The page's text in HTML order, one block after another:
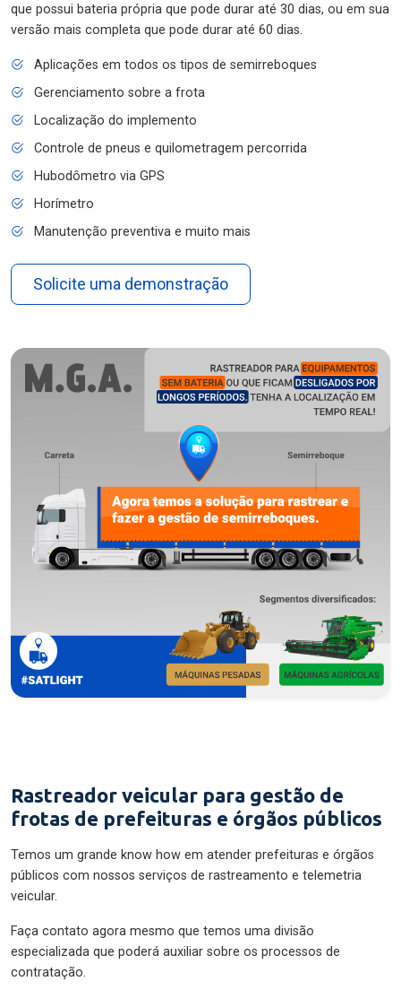
que possui bateria própria que pode durar até 30 dias, ou em sua
versão mais completa que pode durar até 60 dias.
Aplicações em todos os tipos de semirreboques
Gerenciamento sobre a frota
Localização do implemento
Controle de pneus e quilometragem percorrida
Hubodômetro via GPS
Horímetro
Manutenção preventiva e muito mais
Solicite uma demonstração
Rastreador veicular para gestão de
frotas de prefeituras e órgãos públicos
Temos um grande know how em atender prefeituras e órgãos
públicos com nossos serviços de rastreamento e telemetria
veicular.
Faça contato agora mesmo que temos uma divisão
especializada que poderá auxiliar sobre os processos de
contratação.